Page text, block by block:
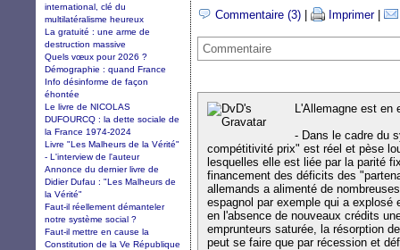
Commentaire (3)
Imprimer|
Commentaire
L'Allemagne est en
- Dans le cadre du
compétitivité prix" est réel et pèse
lesquelles elle est liée par la parité
financement des déficits des
allemands a alimenté de
espagnol par exemple qui a
en l'absence de nouveaux crédits
emprunteurs saturée, la résorption
peut se faire que par récession et
international, clé du
multilatéralisme heureux
La gratuité : une arme de
destruction massive
Quels vœux pour 2026 ?
Démographie : quand France
Info désinforme de façon
éhontée
Le livre de NICOLAS
DUFOURCQ : la dette sociale de
la France 1974-2024
Livre "Les Malheurs de la Vérité"
- L'interview de l'auteur
Annonce du dernier livre de
Didier Dufau : "Les Malheurs de
la Vérité"
Faut-il réellement démanteler
notre système social ?
Faut-il mettre en cause la
Constitution de la Ve République